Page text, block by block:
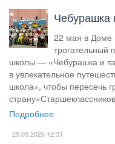
Чебурашка
22 мая в Доме
трогательный
школы — «Чебурашка и
в увлекательное
школа», чтобы пересечь
Подробнее
25.05.2026 12:31